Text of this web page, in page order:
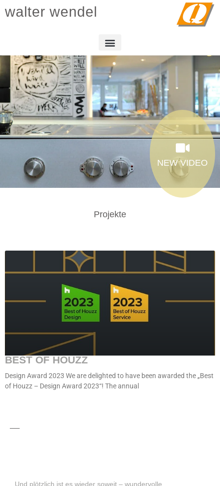
walter wendel
NEW VIDEO
Projekte
BEST OF HOUZZ
Design Award 2023 We are delighted to have been awarded the „Best
of Houzz – Design Award 2023“! The annual
Und plötzlich ist es wieder soweit – wundervolle